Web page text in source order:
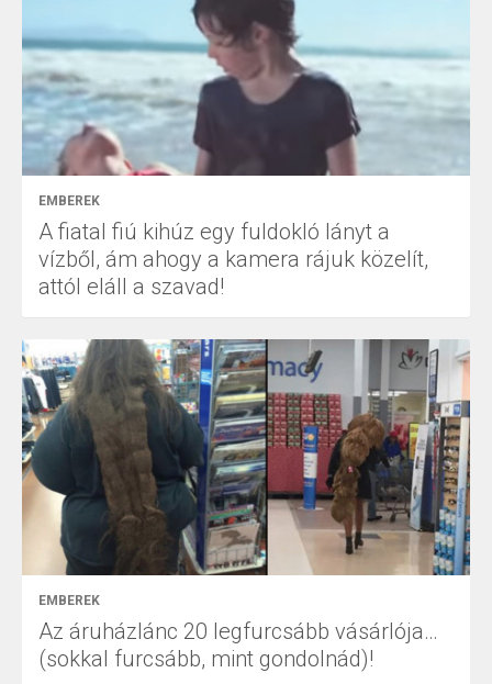
EMBEREK
A fiatal fiú kihúz egy fuldokló lányt a
vízből, ám ahogy a kamera rájuk közelít,
attól eláll a szavad!
EMBEREK
Az áruházlánc 20 legfurcsább vásárlója…
(sokkal furcsább, mint gondolnád)!